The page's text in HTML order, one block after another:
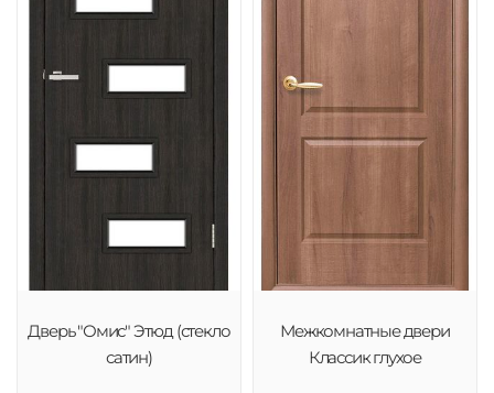
Дверь "Омис" Этюд (стекло
сатин)
Межкомнатные двери
Классик глухое